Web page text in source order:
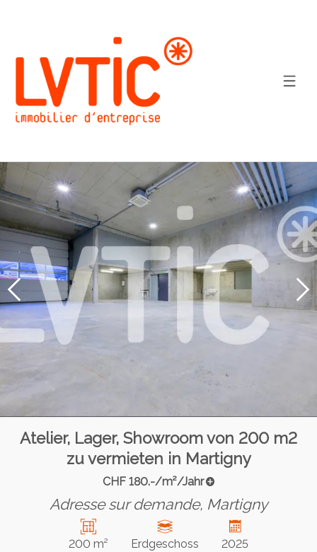
Atelier, Lager, Showroom von 200 m2
zu vermieten in Martigny
CHF 180.-/m²/Jahr
Adresse sur demande, Martigny
200 m² Erdgeschoss 2025